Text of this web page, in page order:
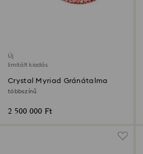
Új
limitált kiadás
Crystal Myriad Gránátalma
többszínű
2 500 000 Ft